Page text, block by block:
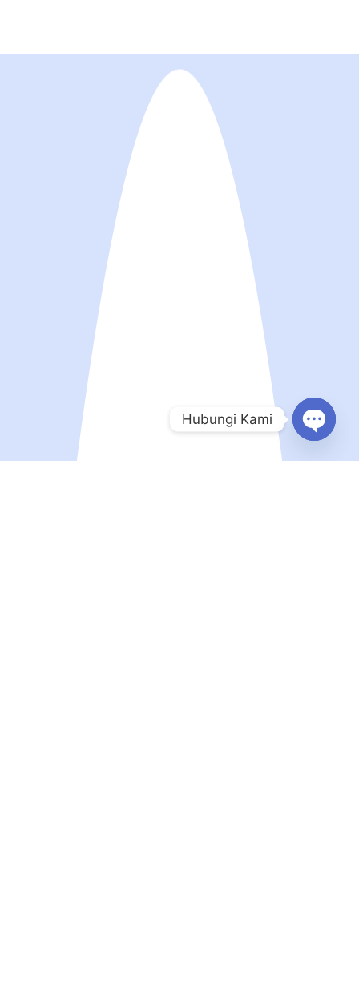
Hubungi Kami